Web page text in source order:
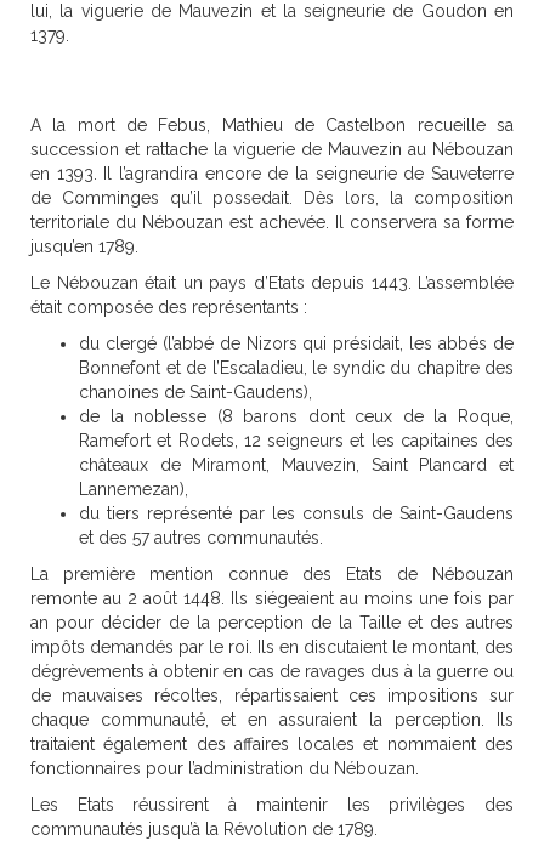
lui, la viguerie de Mauvezin et la seigneurie de Goudon en
1379.
A la mort de Febus, Mathieu de Castelbon recueille sa
succession et rattache la viguerie de Mauvezin au Nébouzan
en 1393. Il l’agrandira encore de la seigneurie de Sauveterre
de Comminges qu’il possedait. Dès lors, la composition
territoriale du Nébouzan est achevée. Il conservera sa forme
jusqu’en 1789.
Le Nébouzan était un pays d’Etats depuis 1443. L’assemblée
était composée des représentants :
du clergé (l’abbé de Nizors qui présidait, les abbés de
Bonnefont et de l’Escaladieu, le syndic du chapitre des
chanoines de Saint-Gaudens),
de la noblesse (8 barons dont ceux de la Roque,
Ramefort et Rodets, 12 seigneurs et les capitaines des
châteaux de Miramont, Mauvezin, Saint Plancard et
Lannemezan),
du tiers représenté par les consuls de Saint-Gaudens
et des 57 autres communautés.
La première mention connue des Etats de Nébouzan
remonte au 2 août 1448. Ils siégeaient au moins une fois par
an pour décider de la perception de la Taille et des autres
impôts demandés par le roi. Ils en discutaient le montant, des
dégrèvements à obtenir en cas de ravages dus à la guerre ou
de mauvaises récoltes, répartissaient ces impositions sur
chaque communauté, et en assuraient la perception. Ils
traitaient également des affaires locales et nommaient des
fonctionnaires pour l’administration du Nébouzan.
Les Etats réussirent à maintenir les privilèges des
communautés jusqu’à la Révolution de 1789.